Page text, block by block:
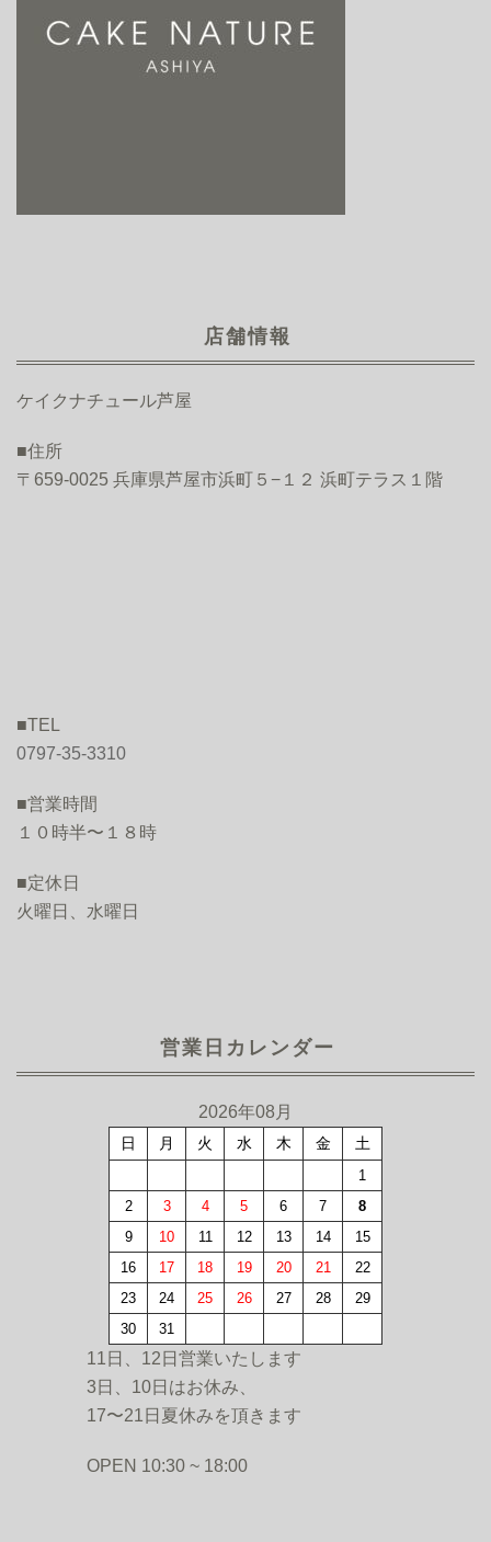
店舗情報
ケイクナチュール芦屋
■住所
〒659-0025 兵庫県芦屋市浜町５−１２ 浜町テラス１階
■TEL
0797-35-3310
■営業時間
１０時半〜１８時
■定休日
火曜日、水曜日
営業日カレンダー
2026年08月
日 月 火 水 木 金 土
1
2
3 4 5 6 7
8
9
10 11 12 13 14
15
16
17 18 19 20 21
22
23
24 25 26 27 28
29
30
31
11日、12日営業いたします
3日、10日はお休み、
17〜21日夏休みを頂きます
OPEN 10:30 ~ 18:00